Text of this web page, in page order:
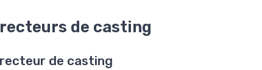
de casting
de casting